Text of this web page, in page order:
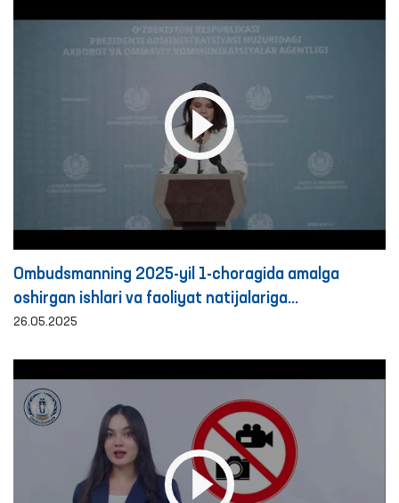
Ombudsmanning 2025-yil 1-choragida amalga
oshirgan ishlari va faoliyat natijalariga
bag‘ishlangan BRIFING
26.05.2025